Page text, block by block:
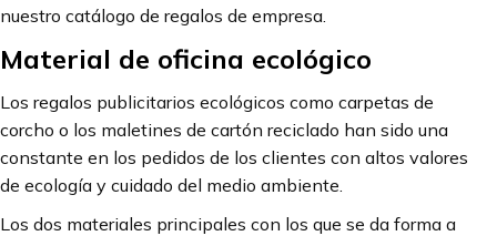
nuestro catálogo de regalos de empresa.
Material de oficina ecológico
Los regalos publicitarios ecológicos como carpetas de
corcho o los maletines de cartón reciclado han sido una
constante en los pedidos de los clientes con altos valores
de ecología y cuidado del medio ambiente.
Los dos materiales principales con los que se da forma a